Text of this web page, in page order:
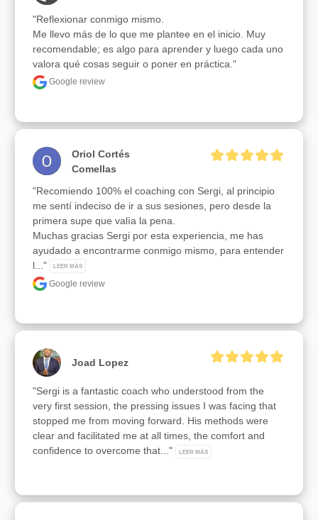
"Reflexionar conmigo mismo.
Me llevo más de lo que me plantee en el inicio. Muy
recomendable; es algo para aprender y luego cada uno
valora qué cosas seguir o poner en práctica."
Google review
Oriol Cortés
Comellas
"Recomiendo 100% el coaching con Sergi, al principio
me sentí indeciso de ir a sus sesiones, pero desde la
primera supe que valía la pena.
Muchas gracias Sergi por esta experiencia, me has
ayudado a encontrarme conmigo mismo, para entender
l..."
LEER MÁS
Google review
Joad Lopez
"Sergi is a fantastic coach who understood from the
very first session, the pressing issues I was facing that
stopped me from moving forward. His methods were
clear and facilitated me at all times, the comfort and
confidence to overcome that..."
LEER MÁS